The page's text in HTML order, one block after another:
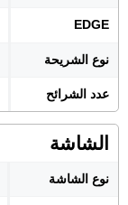
EDGE
نوع الشريحة
عدد الشرائح
الشاشة
نوع الشاشة